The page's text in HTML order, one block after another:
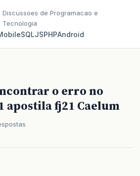
Discussoes de Programacao e
Tecnologia
SQLJSPHPAndroid
o erro no
apostila fj21 Caelum